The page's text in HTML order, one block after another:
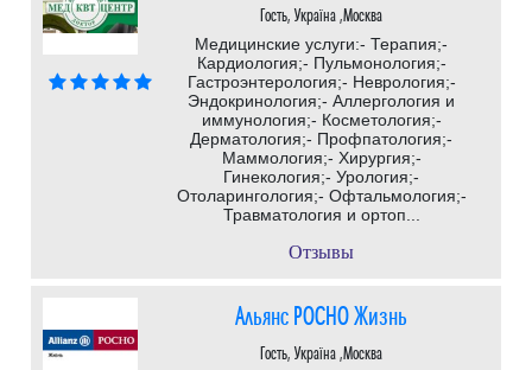
Гость, Україна ,Москва
Медицинские услуги:- Терапия;-
Кардиология;- Пульмонология;-
Гастроэнтерология;- Неврология;-
Эндокринология;- Аллергология и
иммунология;- Косметология;-
Дерматология;- Профпатология;-
Маммология;- Хирургия;-
Гинекология;- Урология;-
Отоларингология;- Офтальмология;-
Травматология и ортоп...
Отзывы
Альянс РОСНО Жизнь
Гость, Україна ,Москва